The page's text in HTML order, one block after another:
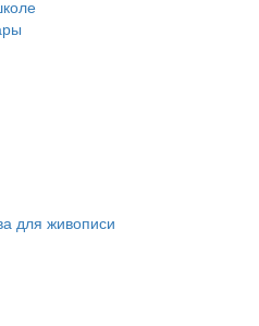
для живописи